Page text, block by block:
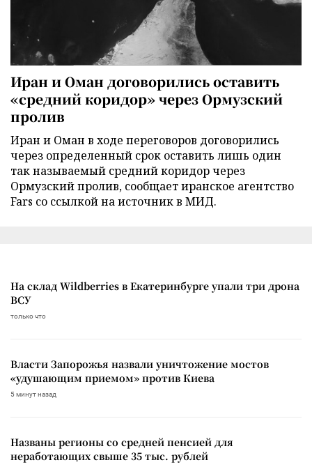
Иран и Оман договорились оставить
«средний коридор» через Ормузский
пролив
Иран и Оман в ходе переговоров договорились
через определенный срок оставить лишь один
так называемый средний коридор через
Ормузский пролив, сообщает иранское агентство
Fars со ссылкой на источник в МИД.
На склад Wildberries в Екатеринбурге упали три дрона
ВСУ
только что
Власти Запорожья назвали уничтожение мостов
«удушающим приемом» против Киева
5 минут назад
Названы регионы со средней пенсией для
неработающих свыше 35 тыс. рублей